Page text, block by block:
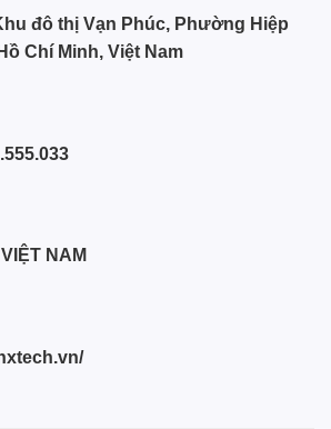
đô thị Vạn Phúc, Phường Hiệp
Chí Minh, Việt Nam
NAM